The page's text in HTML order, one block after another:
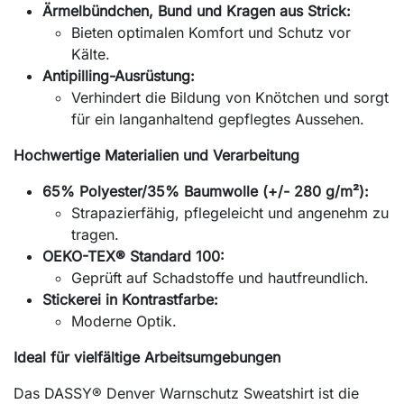
Ärmelbündchen, Bund und Kragen aus Strick:
Bieten optimalen Komfort und Schutz vor
Kälte.
Antipilling-Ausrüstung:
Verhindert die Bildung von Knötchen und sorgt
für ein langanhaltend gepflegtes Aussehen.
Hochwertige Materialien und Verarbeitung
65% Polyester/35% Baumwolle (+/- 280 g/m²):
Strapazierfähig, pflegeleicht und angenehm zu
tragen.
OEKO-TEX® Standard 100:
Geprüft auf Schadstoffe und hautfreundlich.
Stickerei in Kontrastfarbe:
Moderne Optik.
Ideal für vielfältige Arbeitsumgebungen
Das DASSY® Denver Warnschutz Sweatshirt ist die